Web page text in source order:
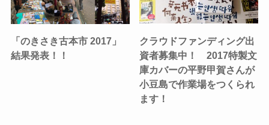
「のきさき古本市 2017」
結果発表！！
クラウドファンディング出
資者募集中！ 2017特製文
庫カバーの平野甲賀さんが
小豆島で作業場をつくられ
ます！